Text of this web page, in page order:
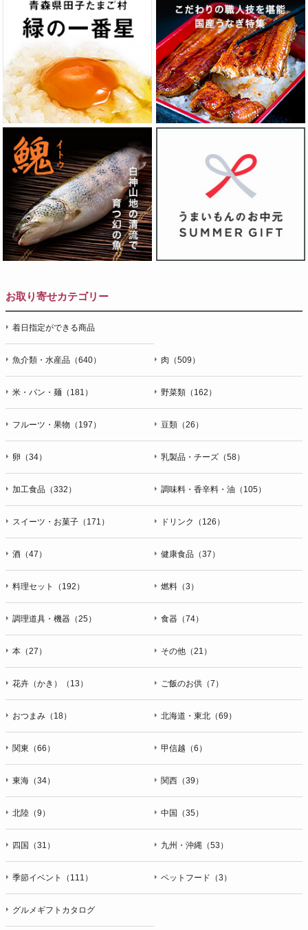
お取り寄せカテゴリー
着日指定ができる商品
魚介類・水産品（640） 肉（509）
米・パン・麺（181） 野菜類（162）
フルーツ・果物（197） 豆類（26）
卵（34） 乳製品・チーズ（58）
加工食品（332） 調味料・香辛料・油（105）
スイーツ・お菓子（171） ドリンク（126）
酒（47） 健康食品（37）
料理セット（192） 燃料（3）
調理道具・機器（25） 食器（74）
本（27） その他（21）
花卉（かき）（13） ご飯のお供（7）
おつまみ（18） 北海道・東北（69）
関東（66） 甲信越（6）
東海（34） 関西（39）
北陸（9） 中国（35）
四国（31） 九州・沖縄（53）
季節イベント（111） ペットフード（3）
グルメギフトカタログ